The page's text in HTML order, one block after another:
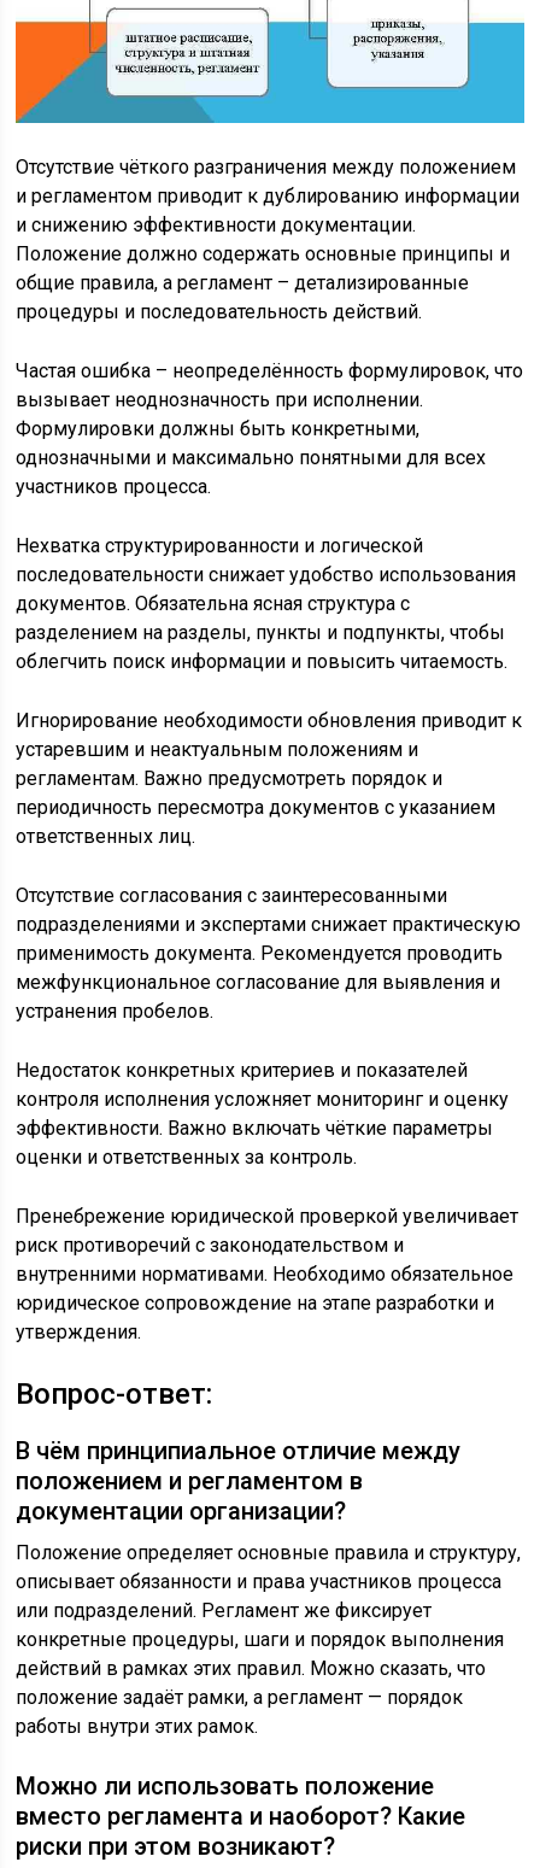
Отсутствие чёткого разграничения между положением
и регламентом приводит к дублированию информации
и снижению эффективности документации.
Положение должно содержать основные принципы и
общие правила, а регламент – детализированные
процедуры и последовательность действий.
Частая ошибка – неопределённость формулировок, что
вызывает неоднозначность при исполнении.
Формулировки должны быть конкретными,
однозначными и максимально понятными для всех
участников процесса.
Нехватка структурированности и логической
последовательности снижает удобство использования
документов. Обязательна ясная структура с
разделением на разделы, пункты и подпункты, чтобы
облегчить поиск информации и повысить читаемость.
Игнорирование необходимости обновления приводит к
устаревшим и неактуальным положениям и
регламентам. Важно предусмотреть порядок и
периодичность пересмотра документов с указанием
ответственных лиц.
Отсутствие согласования с заинтересованными
подразделениями и экспертами снижает практическую
применимость документа. Рекомендуется проводить
межфункциональное согласование для выявления и
устранения пробелов.
Недостаток конкретных критериев и показателей
контроля исполнения усложняет мониторинг и оценку
эффективности. Важно включать чёткие параметры
оценки и ответственных за контроль.
Пренебрежение юридической проверкой увеличивает
риск противоречий с законодательством и
внутренними нормативами. Необходимо обязательное
юридическое сопровождение на этапе разработки и
утверждения.
Вопрос-ответ:
В чём принципиальное отличие между
положением и регламентом в
документации организации?
Положение определяет основные правила и структуру,
описывает обязанности и права участников процесса
или подразделений. Регламент же фиксирует
конкретные процедуры, шаги и порядок выполнения
действий в рамках этих правил. Можно сказать, что
положение задаёт рамки, а регламент — порядок
работы внутри этих рамок.
Можно ли использовать положение
вместо регламента и наоборот? Какие
риски при этом возникают?